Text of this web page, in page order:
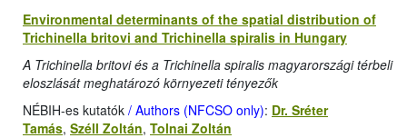
Environmental determinants of the spatial distribution of
Trichinella britovi and Trichinella spiralis in Hungary
A Trichinella britovi és a Trichinella spiralis magyarországi térbeli
eloszlását meghatározó környezeti tényezők
NÉBIH-es kutatók / Authors (NFCSO only): Dr. Sréter
Tamás, Széll Zoltán, Tolnai Zoltán